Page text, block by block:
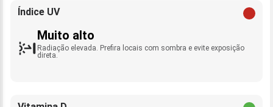
Índice UV
Muito alto
Radiação elevada. Prefira locais com sombra e evite exposição
direta.